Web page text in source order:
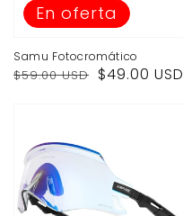
Samu Fotocromático
Precio
$59.00 USD
Precio
$49.00 USD
En oferta